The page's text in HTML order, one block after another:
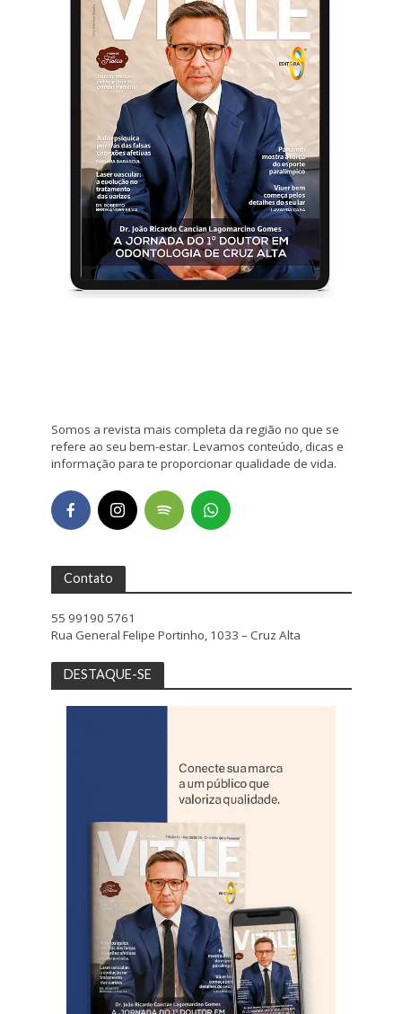
Somos a revista mais completa da região no que se
refere ao seu bem-estar. Levamos conteúdo, dicas e
informação para te proporcionar qualidade de vida.
Contato
55 99190 5761
Rua General Felipe Portinho, 1033 – Cruz Alta
DESTAQUE-SE